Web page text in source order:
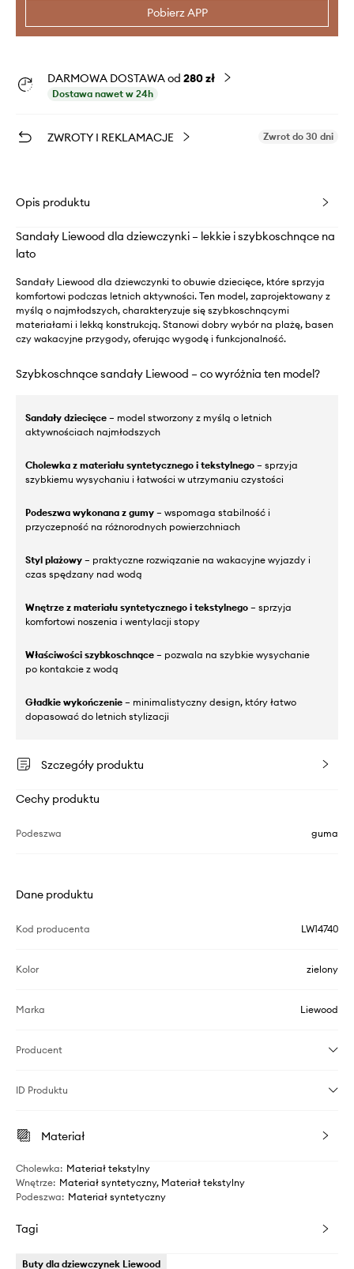
Pobierz APP
DARMOWA DOSTAWA od 280 zł
Dostawa nawet w 24h
ZWROTY I REKLAMACJE Zwrot do 30 dni
Opis produktu
Sandały Liewood dla dziewczynki – lekkie i szybkoschnące na
lato
Sandały Liewood dla dziewczynki to obuwie dziecięce, które sprzyja
komfortowi podczas letnich aktywności. Ten model, zaprojektowany z
myślą o najmłodszych, charakteryzuje się szybkoschnącymi
materiałami i lekką konstrukcją. Stanowi dobry wybór na plażę, basen
czy wakacyjne przygody, oferując wygodę i funkcjonalność.
Szybkoschnące sandały Liewood – co wyróżnia ten model?
Sandały dziecięce – model stworzony z myślą o letnich
aktywnościach najmłodszych
Cholewka z materiału syntetycznego i tekstylnego – sprzyja
szybkiemu wysychaniu i łatwości w utrzymaniu czystości
Podeszwa wykonana z gumy – wspomaga stabilność i
przyczepność na różnorodnych powierzchniach
Styl plażowy – praktyczne rozwiązanie na wakacyjne wyjazdy i
czas spędzany nad wodą
Wnętrze z materiału syntetycznego i tekstylnego – sprzyja
komfortowi noszenia i wentylacji stopy
Właściwości szybkoschnące – pozwala na szybkie wysychanie
po kontakcie z wodą
Gładkie wykończenie – minimalistyczny design, który łatwo
dopasować do letnich stylizacji
Szczegóły produktu
Cechy produktu
Podeszwa guma
Dane produktu
Kod producenta LW14740
Kolor zielony
Marka Liewood
Producent
ID Produktu
Materiał
Cholewka: Materiał tekstylny
Wnętrze: Materiał syntetyczny, Materiał tekstylny
Podeszwa: Materiał syntetyczny
Tagi
Buty dla dziewczynek Liewood